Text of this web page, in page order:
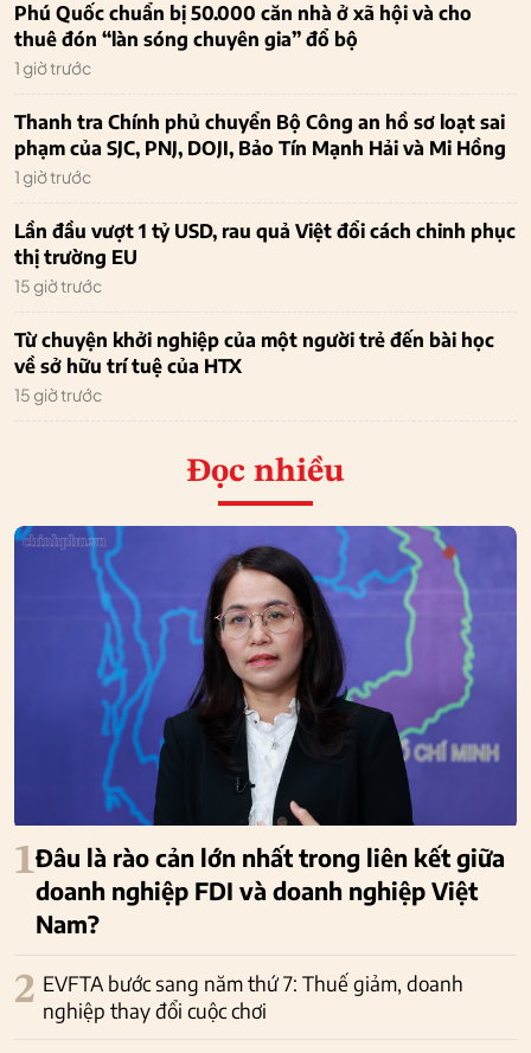
Phú Quốc chuẩn bị 50.000 căn nhà ở xã hội và cho
thuê đón “làn sóng chuyên gia” đổ bộ
1 giờ trước
Thanh tra Chính phủ chuyển Bộ Công an hồ sơ loạt sai
phạm của SJC, PNJ, DOJI, Bảo Tín Mạnh Hải và Mi Hồng
1 giờ trước
Lần đầu vượt 1 tỷ USD, rau quả Việt đổi cách chinh phục
thị trường EU
15 giờ trước
Từ chuyện khởi nghiệp của một người trẻ đến bài học
về sở hữu trí tuệ của HTX
15 giờ trước
Đọc nhiều
1Đâu là rào cản lớn nhất trong liên kết giữa
doanh nghiệp FDI và doanh nghiệp Việt
Nam?
2 EVFTA bước sang năm thứ 7: Thuế giảm, doanh
nghiệp thay đổi cuộc chơi